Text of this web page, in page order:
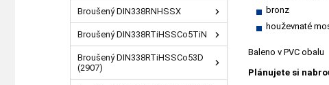
bronz
houževnaté
Baleno v PVC obalu
Plánujete si
Broušený DIN338RNHSSX
Broušený DIN338RTiHSSCo5TiN
Broušený DIN338RTiHSSCo53D
(2907)